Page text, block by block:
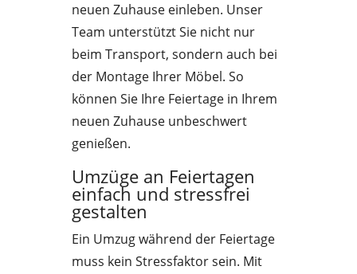
neuen Zuhause einleben. Unser
Team unterstützt Sie nicht nur
beim Transport, sondern auch bei
der Montage Ihrer Möbel. So
können Sie Ihre Feiertage in Ihrem
neuen Zuhause unbeschwert
genießen.
Umzüge an Feiertagen
einfach und stressfrei
gestalten
Ein Umzug während der Feiertage
muss kein Stressfaktor sein. Mit